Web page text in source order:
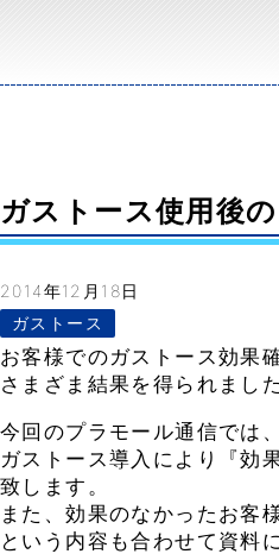
ガストース使用後
2014年12月18日
ガストース
お客様でのガストース効果
さまざま結果を得られました
今回のプラモール通信では、
ガストース導入により『効
致します。
また、効果のなかったお客
という内容も合わせて資料